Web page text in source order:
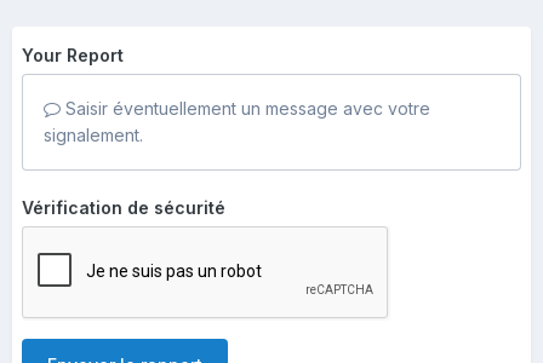
Your Report
Saisir éventuellement un message avec votre
signalement.
Vérification de sécurité